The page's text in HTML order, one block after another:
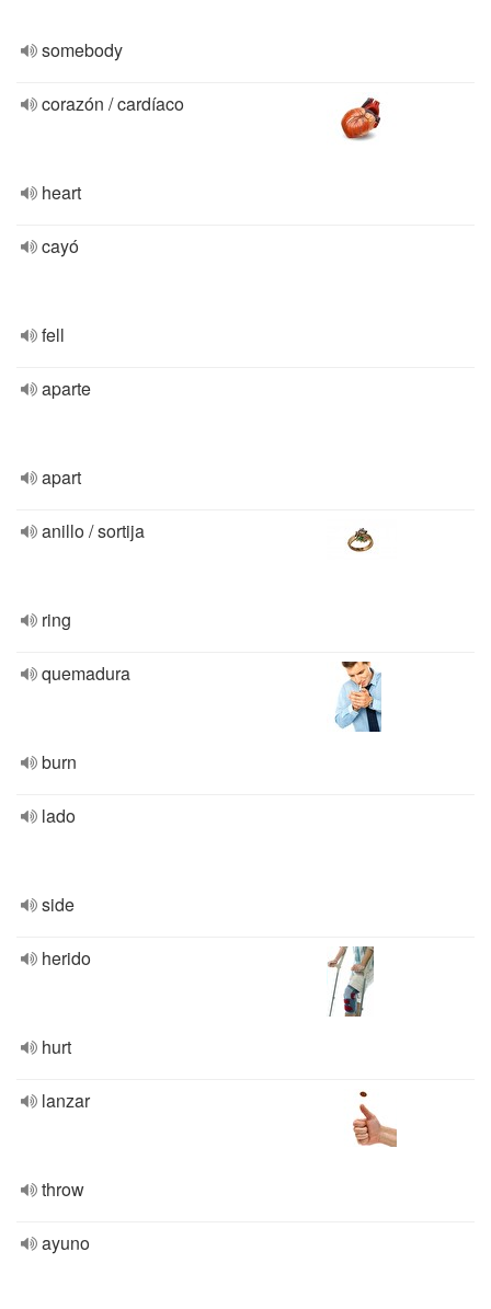
somebody
corazón / cardíaco
heart
cayó
fell
aparte
apart
anillo / sortija
ring
quemadura
burn
lado
side
herido
hurt
lanzar
throw
ayuno